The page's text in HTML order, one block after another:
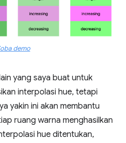
demo
yang saya buat untuk
interpolasi hue, tetapi
yakin ini akan membantu
ruang warna menghasilkan
hue ditentukan,